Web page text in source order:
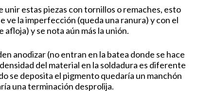
unir estas piezas con tornillos o remaches, esto
ve la imperfección (queda una ranura) y con el
y se nota aún más la unión.
anodizar (no entran en la batea donde se hace
del material en la soldadura es diferente
se deposita el pigmento quedaría un manchón
una terminación desprolija.